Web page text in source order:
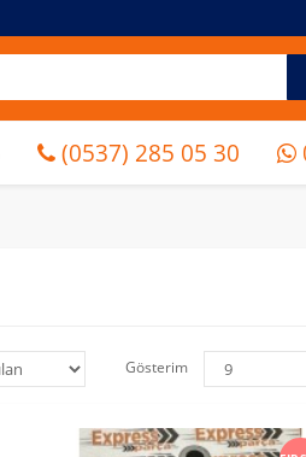
(0537) 285 05 30
Gösterim